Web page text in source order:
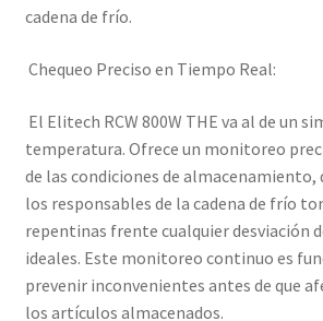
cadena de frío.
Chequeo Preciso en Tiempo Real:
El Elitech RCW 800W THE va al de un
temperatura. Ofrece un monitoreo
de las condiciones de almacenamiento,
los responsables de la cadena de frío
repentinas frente cualquier desviación
ideales. Este monitoreo continuo es
prevenir inconvenientes antes de que
los artículos almacenados.